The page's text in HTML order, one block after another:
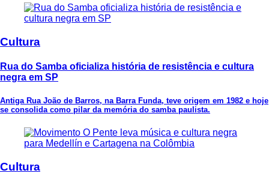
Cultura
Rua do Samba oficializa história de resistência e cultura
negra em SP
Antiga Rua João de Barros, na Barra Funda, teve origem em 1982 e hoje
se consolida como pilar da memória do samba paulista.
Cultura